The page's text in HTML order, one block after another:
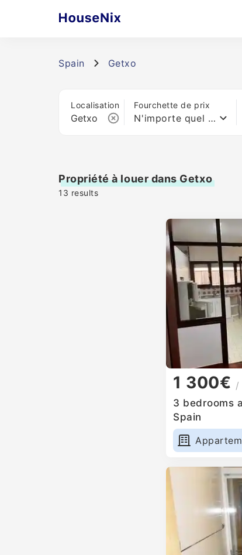
Spain Getxo
Localisation Fourchette de prix
N'importe quel prix
Propriété à louer dans Getxo
13 results
1 300€ /
3 bedrooms
Spain